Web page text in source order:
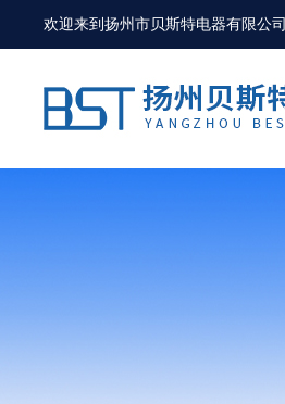
欢迎来到扬州市贝斯特电器有限公司